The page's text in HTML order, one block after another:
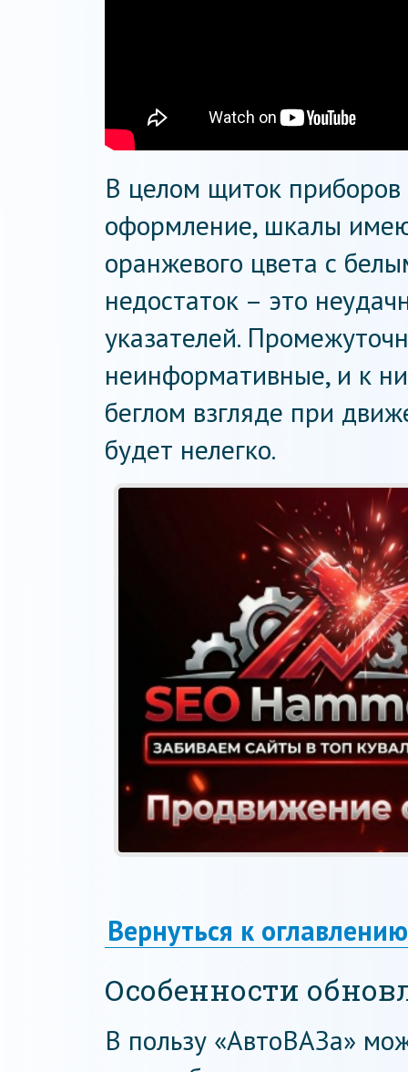
В целом щиток приборов
оформление, шкалы
оранжевого цвета с
недостаток – это
указателей.
неинформативные, и к
беглом взгляде при
будет нелегко.
Вернуться к оглавлению
Особенности
В пользу «АвтоВАЗа»